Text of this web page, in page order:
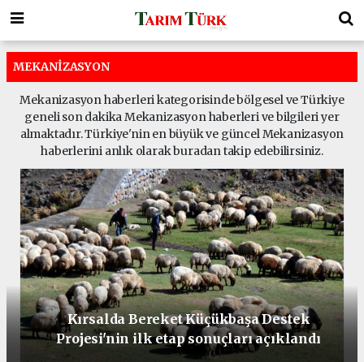
MEKANIZASYON
Mekanizasyon haberleri kategorisinde bölgesel ve Türkiye
geneli son dakika Mekanizasyon haberleri ve bilgileri yer
almaktadır. Türkiye'nin en büyük ve güncel Mekanizasyon
haberlerini anlık olarak buradan takip edebilirsiniz.
Bakan Yumaklı: 20 organize tarım
bölgesinin altyapısını tamamladık